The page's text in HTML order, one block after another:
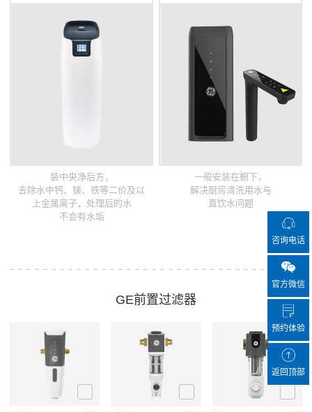
装中央净后方，
去除水中钙、镁、铁等二价及以
上金属离子，处理后的水
不会有水垢
一般安装在橱下，
解决厨房清洗用水与
直饮水问题
GE前置过滤器
咨询电话
官方微信
预约体验
返回顶部